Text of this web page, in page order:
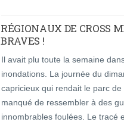
RÉGIONAUX DE CROSS
BRAVES !
Il avait plu toute la semaine
inondations. La journée du
capricieux qui rendait le parc
manqué de ressembler à des
innombrables foulées. Le tracé